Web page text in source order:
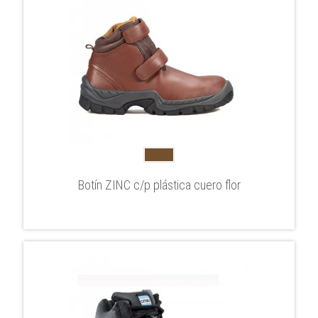
Botín ZINC c/p plástica cuero flor